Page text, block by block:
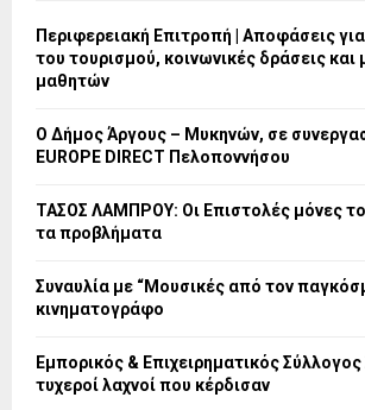
Περιφερειακή Επιτροπή | Αποφάσεις
του τουρισμού, κοινωνικές δράσεις
μαθητών
Ο Δήμος Άργους – Μυκηνών, σε
EUROPE DIRECT Πελοποννήσου
ΤΑΣΟΣ ΛΑΜΠΡΟΥ: Οι Επιστολές μόνες
τα προβλήματα
Συναυλία με “Μουσικές από τον
κινηματογράφο
Εμπορικός & Επιχειρηματικός
τυχεροί λαχνοί που κέρδισαν